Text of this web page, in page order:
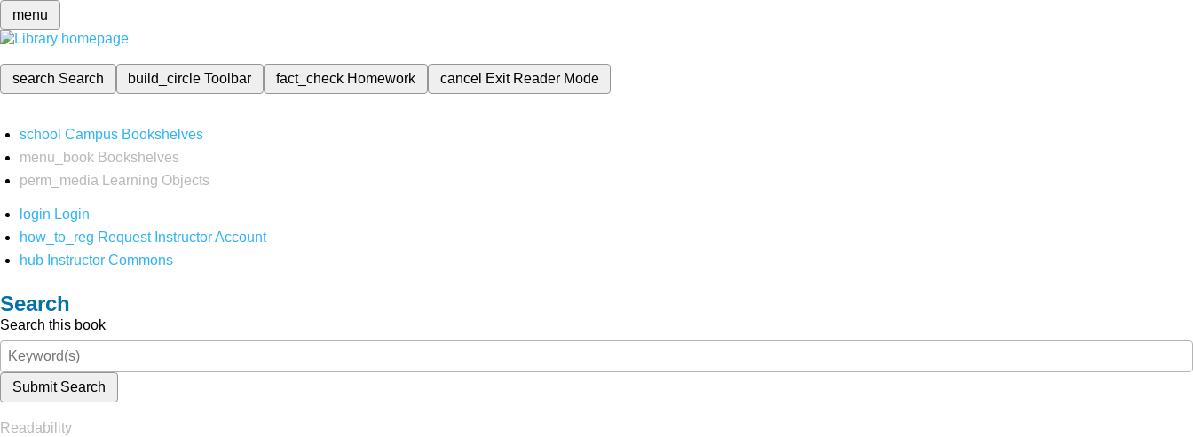
menu
search Search build_circleToolbar fact_check Homework cancel Exit Reader Mode
school Campus Bookshelves
menu_book Bookshelves
perm_media
Learning Objects
login Login
how_to_reg Request Instructor Account
hub Instructor Commons
Search
Search this book
Submit Search
Readability